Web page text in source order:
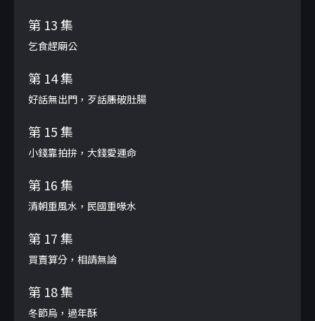
第 13 集
乞食趕廟公
第 14 集
好話無出門，歹話脹破肚腸
第 15 集
小錢靠拍拚，大錢愛運命
第 16 集
清朝重風水，民國重喙水
第 17 集
買賣算分，相請無論
第 18 集
冬節烏，過年酥